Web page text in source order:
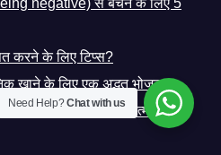
negative) से बचने के लिए 5
करने के लिए टिप्स?
खाने के लिए एक अद्भुत भोजन।
situations) में सकारात्मक कैसे
Need Help?Chat with us